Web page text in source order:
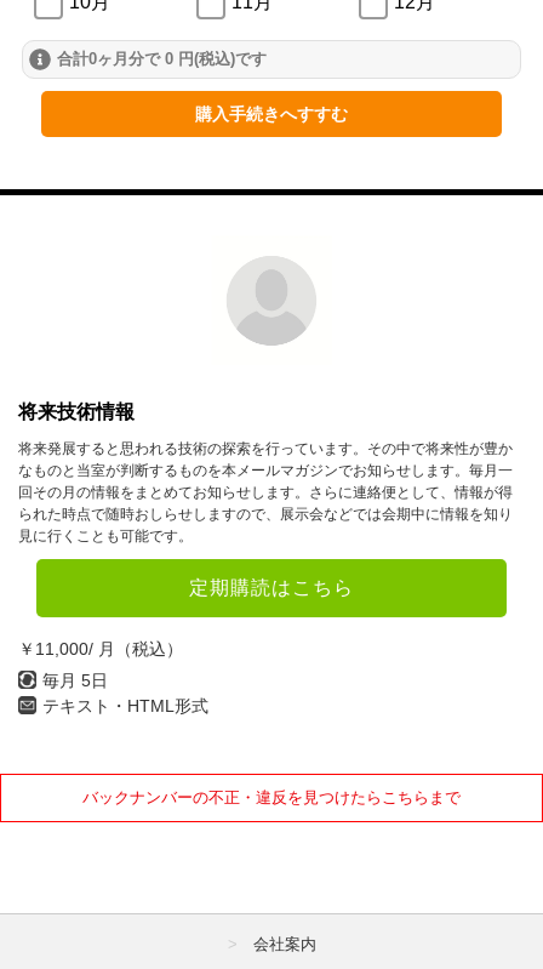
将来技術情報
将来発展すると思われる技術の探索を行っています。その中で将来性が豊か
なものと当室が判断するものを本メールマガジンでお知らせします。毎月一
回その月の情報をまとめてお知らせします。さらに連絡便として、情報が得
られた時点で随時おしらせしますので、展示会などでは会期中に情報を知り
見に行くことも可能です。
定期購読はこちら
￥11,000/ 月（税込）
毎月 5日
テキスト・HTML形式
バックナンバーの不正・違反を見つけたらこちらまで
2024年
2月
7月 8月 9月
4月
7月 8月 9月
10月 11月 12月
2022年
2月
4月
7月
2021年
8月
合計0ヶ月分で 0 円(税込)です
購入手続きへすすむ
会社案内